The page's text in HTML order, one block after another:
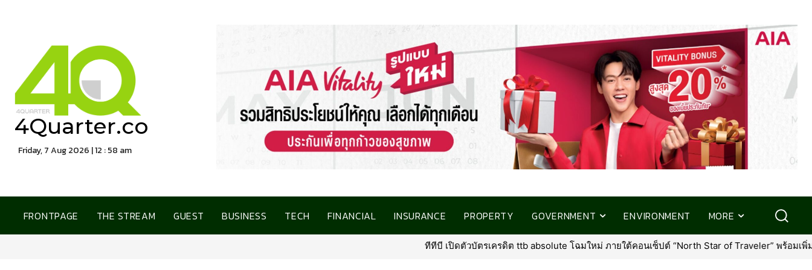
4Quarter.co
Friday, 7 Aug 2026 | 12 : 58 am
FRONTPAGE THE STREAM GUEST BUSINESS TECH FINANCIAL INSURANCE PROPERTY GOVERNMENT ENVIRONMENT MORE
ทีทีบี เปิดตัวบัตรเครดิต ttb absolute โฉมใหม่ ภายใต้คอนเซ็ปต์ “North Star of Traveler” พร้อมเพิ่มเอกสิทธิ์ให